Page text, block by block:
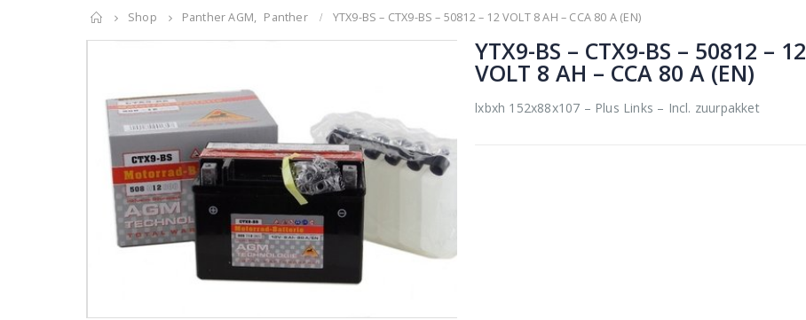
Home
Shop Panther AGM, Panther YTX9-BS – CTX9-BS – 50812 – 12 VOLT 8 AH – CCA 80 A (EN)
YTX9-BS – CTX9-BS – 50812 – 12
VOLT 8 AH – CCA 80 A (EN)
lxbxh 152x88x107 – Plus Links – Incl. zuurpakket